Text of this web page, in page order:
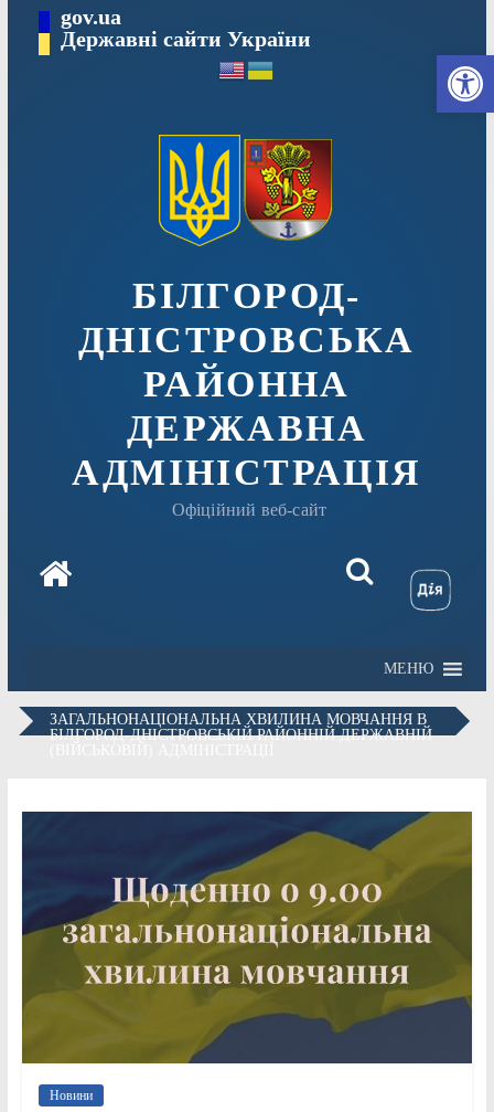
вмісту
gov.ua
Державні сайти України
БІЛГОРОД-
ДНІСТРОВСЬКА
РАЙОННА
ДЕРЖАВНА
АДМІНІСТРАЦІЯ
Офіційний веб-сайт
МЕНЮ
ЗАГАЛЬНОНАЦІОНАЛЬНА ХВИЛИНА МОВЧАННЯ В
БІЛГОРОД-ДНІСТРОВСЬКІЙ РАЙОННІЙ ДЕРЖАВНІЙ
Новини